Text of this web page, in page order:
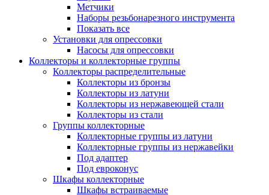
Метчики
Наборы резьбонарезного инструмента
Показать все
Установки для опрессовки
Насосы для опрессовки
Коллекторы и коллекторные группы
Коллекторы распределительные
Коллекторы из бронзы
Коллекторы из латуни
Коллекторы из нержавеющей стали
Коллекторы из стали
Группы коллекторные
Коллекторные группы из латуни
Коллекторные группы из нержавейки
Под адаптер
Под евроконус
Шкафы коллекторные
Шкафы встраиваемые